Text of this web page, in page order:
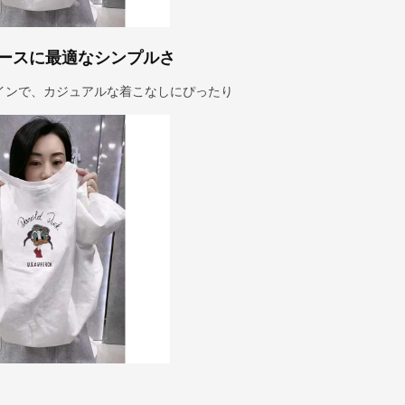
スに最適なシンプルさ
で、カジュアルな着こなしにぴったり